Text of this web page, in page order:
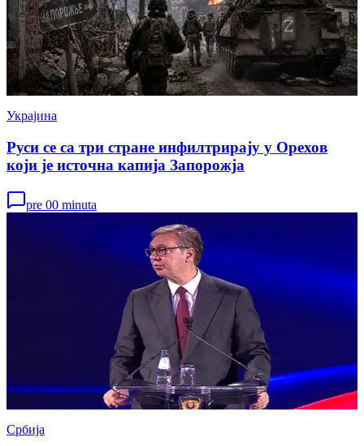
Украјина
Руси се са три стране инфилтрирају у Орехов
који је источна капија Запорожја
pre 00 minuta
Србија